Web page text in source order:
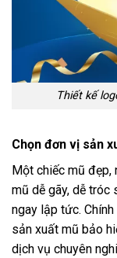
Thiết kế
Chọn đơn vị sản
Một chiếc mũ đẹp,
mũ dễ gãy, dễ tróc
ngay lập tức.
sản xuất mũ bảo
dịch vụ chuyên